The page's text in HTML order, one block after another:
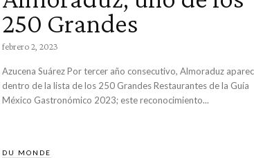
250 Grandes
febrero 2, 2023
Azucena Suárez Por tercer año consecutivo, Almoraduz aparece
dentro de la lista de los 250 Grandes Restaurantes de la Guía
México Gastronómico 2023; este reconocimiento...
DU MONDE